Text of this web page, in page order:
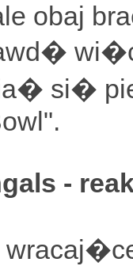
obaj
si�
-